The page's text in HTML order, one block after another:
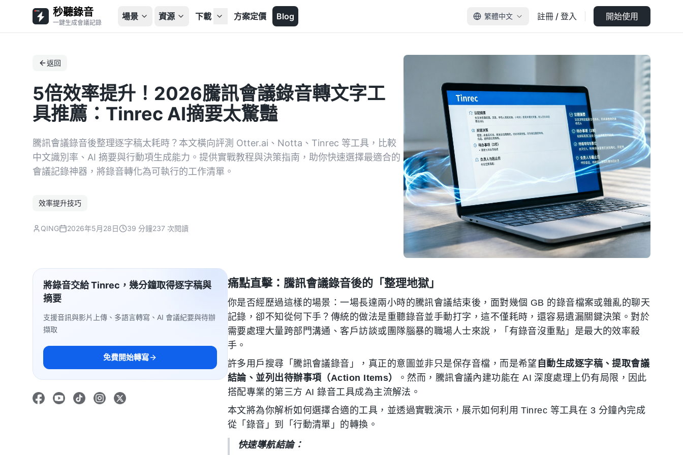
秒聽錄音
一鍵生成會議記錄
場景 資源 下載 方案定價 Blog 繁體中文 註冊 / 登入 開始使用
返回
5倍效率提升！2026騰訊會議錄音轉文字工
具推薦：Tinrec AI摘要太驚豔
騰訊會議錄音後整理逐字稿太耗時？本文橫向評測 Otter.ai、Notta、Tinrec 等工具，比較
中文識別率、AI 摘要與行動項生成能力。提供實戰教程與決策指南，助你快速選擇最適合的
會議記錄神器，將錄音轉化為可執行的工作清單。
效率提升技巧
QING 2026年5月28日 39 分鐘237 次閱讀
將錄音交給 Tinrec，幾分鐘取得逐字稿與
摘要
支援音訊與影片上傳、多語言轉寫、AI 會議紀要與待辦
擷取
免費開始轉寫
痛點直擊：騰訊會議錄音後的「整理地獄」
你是否經歷過這樣的場景：一場長達兩小時的騰訊會議結束後，面對幾個 GB 的錄音檔案或雜亂的聊天
記錄，卻不知從何下手？傳統的做法是重聽錄音並手動打字，這不僅耗時，還容易遺漏關鍵決策。對於
需要處理大量跨部門溝通、客戶訪談或團隊腦暴的職場人士來說，「有錄音沒重點」是最大的效率殺
手。
許多用戶搜尋「騰訊會議錄音」，真正的意圖並非只是保存音檔，而是希望 自動生成逐字稿、提取會議
結論、並列出待辦事項（Action Items）
。然而，騰訊會議內建功能在 AI 深度處理上仍有局限，因此
搭配專業的第三方 AI 錄音工具成為主流解法。
本文將為你解析如何選擇合適的工具，並透過實戰演示，展示如何利用 Tinrec 等工具在 3 分鐘內完成
從「錄音」到「行動清單」的轉換。
快速導航結論：